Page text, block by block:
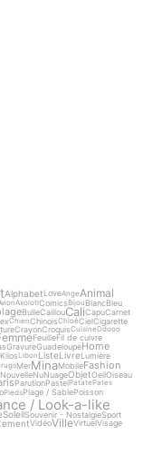
AlphabetLoveAngeAnimal
AxolotlComicsBijou BlancBleu
BulleCaillouCaliCapuCarnet
ChienChinoisChloéCielCigarette
CrayonCroquisCuisineDdooo
FeuilleFil de cuivre
GravureGuadeloupeHome
KilosLibon ListeLivreLumière
MerMinaMobileFashion
NouvelleNuNuageObjetOeilOiseau
ParutionPastelPatatePates
PiedsPlage / SablePoisson
/ Look-a-like
SoleilSouvenir - NostalgieSport
VidéoVilleVirtuelVisage